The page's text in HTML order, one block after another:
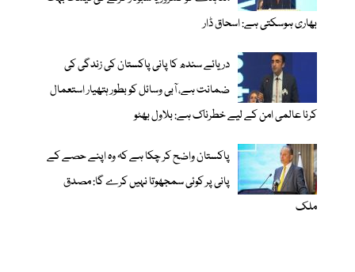
بھاری ہوسکتی ہے: اسحاق ڈار
دریائے سندھ کا پانی پاکستان کی زندگی کی
ضمانت ہے، آبی وسائل کو بطور ہتھیار استعمال
کرنا عالمی امن کے لیے خطرناک ہے: بلاول بھٹو
پاکستان واضح کر چکا ہے کہ وہ اپنے حصے کے
پانی پر کوئی سمجھوتا نہیں کرے گا: مصدق
ملک